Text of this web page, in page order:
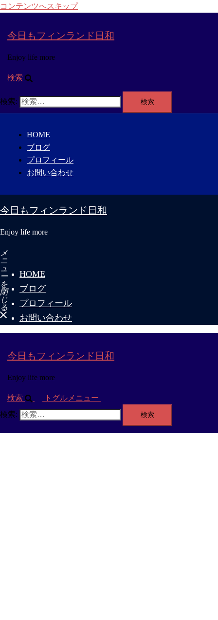
コンテンツへスキップ
今日もフィンランド日和
Enjoy life more
検索
検索:
HOME
ブログ
プロフィール
お問い合わせ
今日もフィンランド日和
Enjoy life more
メ
ニ
ュ
ー
を
閉
じ
る
HOME
ブログ
プロフィール
お問い合わせ
今日もフィンランド日和
Enjoy life more
検索
トグルメニュー
検索: